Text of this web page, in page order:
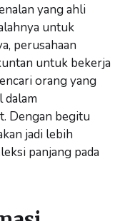
yang ahli
untuk
perusahaan
untuk bekerja
orang yang
dalam
Dengan begitu
jadi lebih
panjang pada